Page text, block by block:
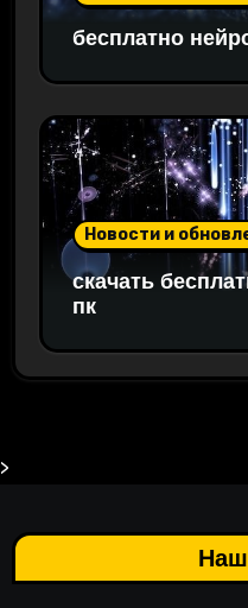
бесплатно
Новости и
скачать
пк
>
Наш